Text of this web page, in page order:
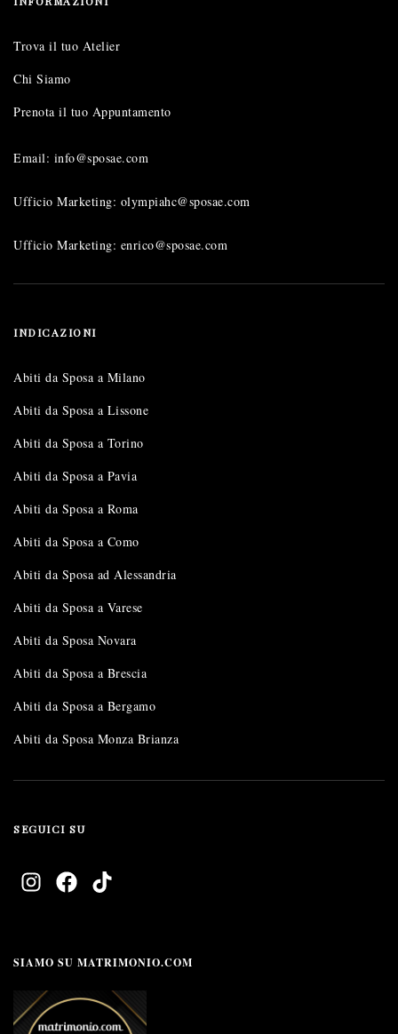
Trova il tuo Atelier
Chi Siamo
Prenota il tuo Appuntamento
Email: info@sposae.com
Ufficio Marketing: olympiahc@sposae.com
Ufficio Marketing: enrico@sposae.com
INDICAZIONI
Abiti da Sposa a Milano
Abiti da Sposa a Lissone
Abiti da Sposa a Torino
Abiti da Sposa a Pavia
Abiti da Sposa a Roma
Abiti da Sposa a Como
Abiti da Sposa ad Alessandria
Abiti da Sposa a Varese
Abiti da Sposa Novara
Abiti da Sposa a Brescia
Abiti da Sposa a Bergamo
Abiti da Sposa Monza Brianza
SEGUICI SU
SIAMO SU MATRIMONIO.COM